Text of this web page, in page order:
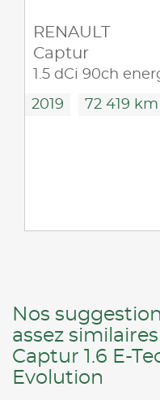
RENAULT
Captur
1.5 dCi 90ch
2019 72 419 km
Nos
assez
Captur 1.6 E-
Evolution